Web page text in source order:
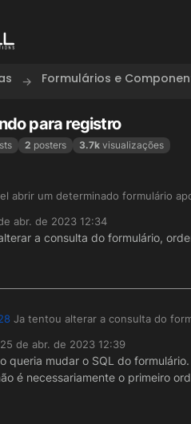
Formulários e
para registro
2 posters 3.7k visualizações
abrir um determinado formulário
abr. de 2023 12:34
a consulta do formulário,
Ja tentou alterar a consulta do
25 de abr. de 2023 12:39
queria mudar o SQL do
é necessariamente o primeiro